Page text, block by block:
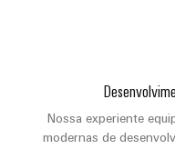
setores
de
Acesso
remoto
Nossa experiente
modernas de